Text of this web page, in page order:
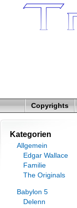
Copyrights
Kategorien
Allgemein
Edgar Wallace
Familie
The Originals
Babylon 5
Delenn